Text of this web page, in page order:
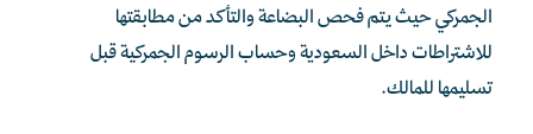
الجمركي حيث يتم فحص البضاعة والتأكد من مطابقتها
للاشتراطات داخل السعودية وحساب الرسوم الجمركية قبل
تسليمها للمالك.